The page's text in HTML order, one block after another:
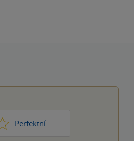
Perfektní